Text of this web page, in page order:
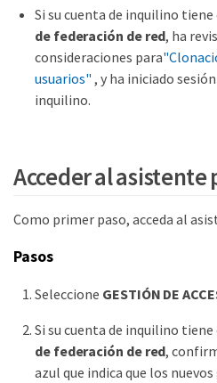
Si su cuenta de inquilino
de federación de red, ha
consideraciones para
usuarios" , y ha iniciado
inquilino.
Acceder al asistente
Como primer paso, acceda al
Pasos
Seleccione GESTIÓN DE
Si su cuenta de inquilino
de federación de red,
azul que indica que los